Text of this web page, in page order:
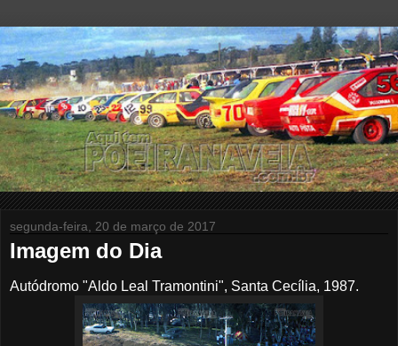
segunda-feira, 20 de março de 2017
Imagem do Dia
Autódromo "Aldo Leal Tramontini", Santa Cecília, 1987.